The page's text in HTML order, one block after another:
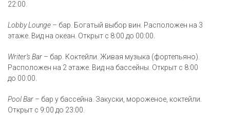
22:00.
Lobby Lounge – бар. Богатый выбор вин. Расположен на 3
этаже. Вид на океан. Открыт с 8:00 до 00:00.
Writer’s Bar – бар. Коктейли. Живая музыка (фортепьяно).
Расположен на 2 этаже. Вид на бассейны. Открыт с 8:00
до 00:00.
Pool Bar – бар у бассейна. Закуски, мороженое, коктейли.
Открыт с 9:00 до 23:00.